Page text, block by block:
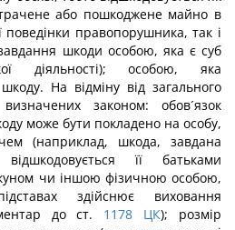
або пошкоджене майно в
поведінки правопорушника, так і
шкоди особою, яка є суб
діяльності); особою, яка
На відміну від загального
законом: обов´язок
може бути покладено на особу,
(наприклад, шкода, завдана
її батьками
чи іншою фізичною особою,
здійснює виховання
до ст. 1178 ЦК); розмір